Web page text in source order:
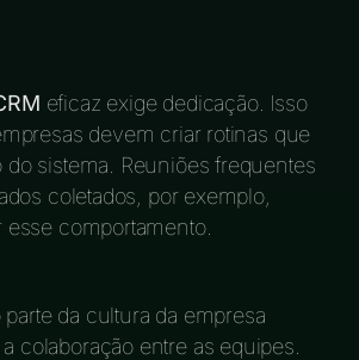
eficaz exige dedicação. Isso
devem criar rotinas que
sistema. Reuniões frequentes
coletados, por exemplo,
comportamento.
da cultura da empresa
colaboração entre as equipes.